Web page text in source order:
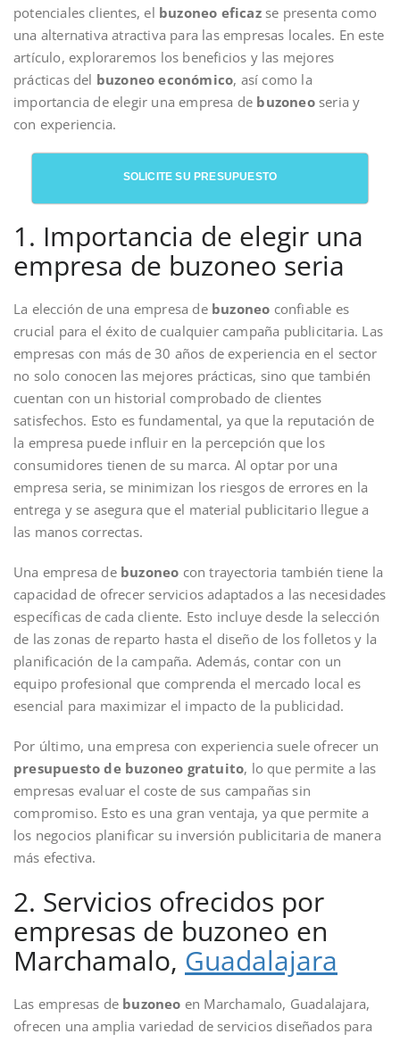
potenciales clientes, el buzoneo eficazse presenta como
una alternativa atractiva para las empresas locales. En este
artículo, exploraremos los beneficios y las mejores
prácticas del buzoneo económico, así como la
importancia de elegir una empresa de buzoneoseria y
con experiencia.
SOLICITE SU PRESUPUESTO
1. Importancia de elegir una
empresa de buzoneo seria
La elección de una empresa de buzoneo confiable es
crucial para el éxito de cualquier campaña publicitaria. Las
empresas con más de 30 años de experiencia en el sector
no solo conocen las mejores prácticas, sino que también
cuentan con un historial comprobado de clientes
satisfechos. Esto es fundamental, ya que la reputación de
la empresa puede influir en la percepción que los
consumidores tienen de su marca. Al optar por una
empresa seria, se minimizan los riesgos de errores en la
entrega y se asegura que el material publicitario llegue a
las manos correctas.
Una empresa de buzoneo con trayectoria también tiene la
capacidad de ofrecer servicios adaptados a las necesidades
específicas de cada cliente. Esto incluye desde la selección
de las zonas de reparto hasta el diseño de los folletos y la
planificación de la campaña. Además, contar con un
equipo profesional que comprenda el mercado local es
esencial para maximizar el impacto de la publicidad.
Por último, una empresa con experiencia suele ofrecer un
presupuesto de buzoneo gratuito, lo que permite a las
empresas evaluar el coste de sus campañas sin
compromiso. Esto es una gran ventaja, ya que permite a
los negocios planificar su inversión publicitaria de manera
más efectiva.
2. Servicios ofrecidos por
empresas de buzoneo en
Marchamalo, Guadalajara
Las empresas de buzoneo en Marchamalo, Guadalajara,
ofrecen una amplia variedad de servicios diseñados para